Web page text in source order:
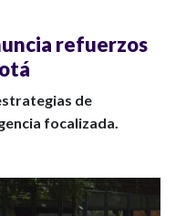
refuerzos
de
focalizada.